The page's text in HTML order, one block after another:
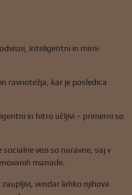
inteligentni in mirni
ravnotežja, kar je posledica
in hitro učljivi – primerni so
vezi so naravne, saj v
manade.
vendar lahko njihova